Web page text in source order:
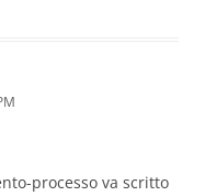
processo va scritto